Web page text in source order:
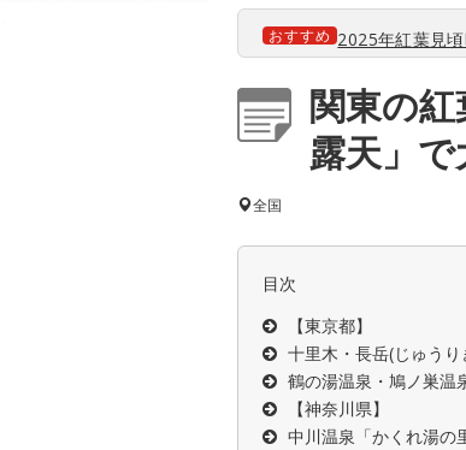
おすすめ 2025年紅葉見
関東の
露天」
全国
目次
【東京都】
十里木・長岳(じゅう
鶴の湯温泉・鳩ノ巣温
【神奈川県】
中川温泉「かくれ湯の